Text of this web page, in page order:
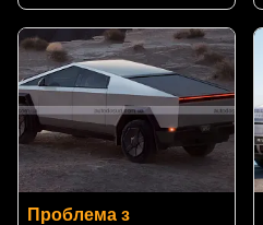
Проблема з